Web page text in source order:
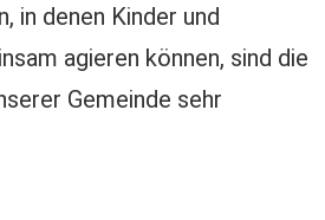
in denen Kinder und
agieren können, sind die
Gemeinde sehr